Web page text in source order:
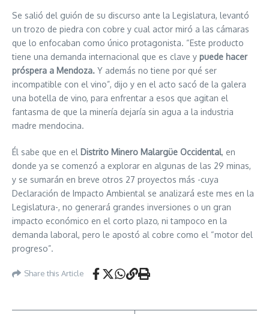
Se salió del guión de su discurso ante la Legislatura, levantó
un trozo de piedra con cobre y cual actor miró a las cámaras
que lo enfocaban como único protagonista. “Este producto
tiene una demanda internacional que es clave y puede hacer
próspera a Mendoza. Y además no tiene por qué ser
incompatible con el vino”, dijo y en el acto sacó de la galera
una botella de vino, para enfrentar a esos que agitan el
fantasma de que la minería dejaría sin agua a la industria
madre mendocina.
Él sabe que en el Distrito Minero Malargüe Occidental, en
donde ya se comenzó a explorar en algunas de las 29 minas,
y se sumarán en breve otros 27 proyectos más -cuya
Declaración de Impacto Ambiental se analizará este mes en la
Legislatura-, no generará grandes inversiones o un gran
impacto económico en el corto plazo, ni tampoco en la
demanda laboral, pero le apostó al cobre como el “motor del
progreso”.
Share this Article